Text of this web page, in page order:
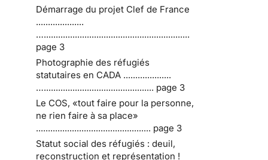
Démarrage du projet Clef de France
....................
….............................................................
page 3
Photographie des réfugiés
statutaires en CADA ....................
….............................................. page 3
Le COS, «tout faire pour la personne,
ne rien faire à sa place»
................................................ page 3
Statut social des réfugiés : deuil,
reconstruction et représentation !